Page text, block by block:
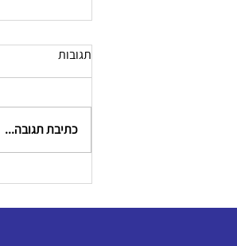
תגובות
כתיבת תגובה...